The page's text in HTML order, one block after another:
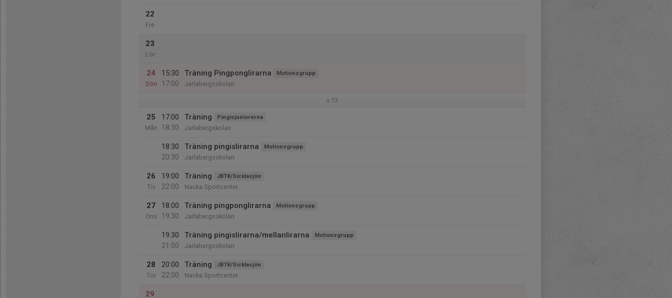
22
Fre
23
Lör
24
Sön
15:30
17:00
Träning Pingponglirarna Motionsgrupp
Jarlabergsskolan
v.13
25
Mån
17:00
18:30
Träning Pingisjuniorerna
Jarlabergskolan
18:30
20:30
Träning pingislirarna Motionsgrupp
Jarlabergsskolan
26
Tis
19:00
22:00
Träning JBTK/Sicklasjön
Nacka Sportcenter
27
Ons
18:00
19:30
Träning pingponglirarna Motionsgrupp
Jarlabergsskolan
19:30
21:00
Träning pingislirarna/mellanlirarna Motionsgrupp
Jarlabergsskolan
28
Tor
20:00
22:00
Träning JBTK/Sicklasjön
Nacka Sportcenter
29